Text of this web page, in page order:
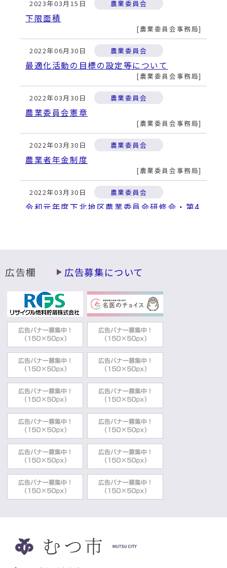
2023年03月15日 農業委員会
下限面積
農業委員会事務局
2022年06月30日 農業委員会
最適化活動の目標の設定等について
農業委員会事務局
2022年03月30日 農業委員会
農業委員会憲章
農業委員会事務局
2022年03月30日 農業委員会
農業者年金制度
農業委員会事務局
2022年03月30日 農業委員会
令和元年度下北地区農業委員会研修会・第4
総会議事録（平成22年度～令和2年度）
農業委員会事務局
2022年03月30日 農業委員会
耕作放棄地対策について
農業委員会事務局
2022年03月30日 農業委員会
農地等の利用の最適化の推進に関する指針
農業委員会事務局
2022年03月30日 農業委員会
「農業者と農業委員会との懇談会」を開催
しました
農業委員会事務局
広告欄 広告募集について